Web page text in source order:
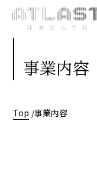
事業内容
Top 事業内容